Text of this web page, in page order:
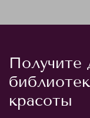
Получите
красоты